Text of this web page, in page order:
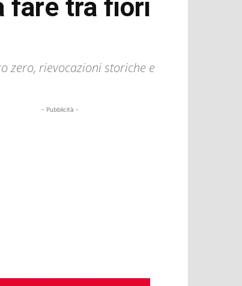
fare tra fiori
zero, rievocazioni storiche e
- Pubblicità -